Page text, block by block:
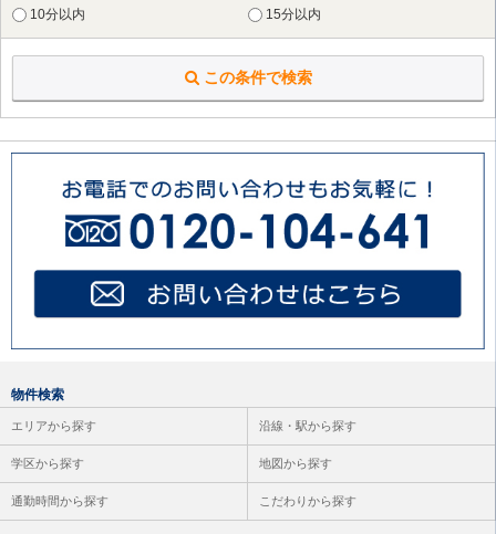
横浜市 緑区
横浜市 栄区（6件）
川崎市 川崎区（20件）
横須賀市（2件）
藤沢市（1件）
大和市（2件）
海老名市（1件）
10分以内
15分以内
この条件で検索
物件検索
エリアから探す 沿線・駅から探す
学区から探す 地図から探す
通勤時間から探す こだわりから探す